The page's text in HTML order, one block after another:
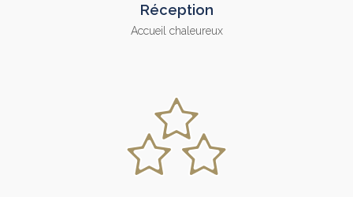
Réception
Accueil chaleureux